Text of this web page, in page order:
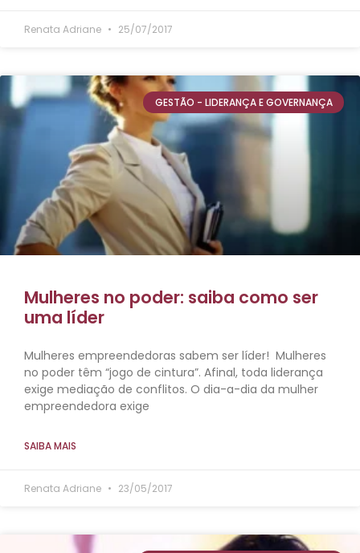
Renata Adriane 25/07/2017
GESTÃO - LIDERANÇA E GOVERNANÇA
Mulheres no poder: saiba como ser
uma líder
Mulheres empreendedoras sabem ser líder! Mulheres
no poder têm “jogo de cintura”. Afinal, toda liderança
exige mediação de conflitos. O dia-a-dia da mulher
empreendedora exige
SAIBA MAIS
Renata Adriane 23/05/2017